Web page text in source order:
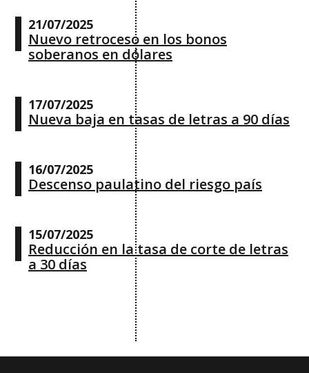
21/07/2025
Nuevo retroceso en los bonos
soberanos en dólares
17/07/2025
Nueva baja en tasas de letras a 90 días
16/07/2025
Descenso paulatino del riesgo país
15/07/2025
Reducción en la tasa de corte de letras
a 30 días